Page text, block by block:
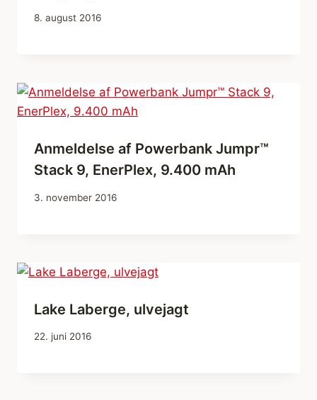
8. august 2016
Anmeldelse af Powerbank Jumpr™
Stack 9, EnerPlex, 9.400 mAh
3. november 2016
Lake Laberge, ulvejagt
22. juni 2016